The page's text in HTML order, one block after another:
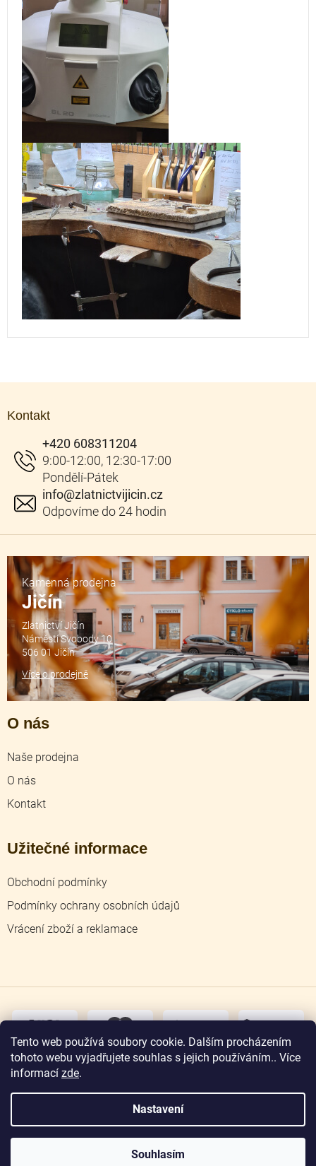
Tento web používá soubory cookie. Dalším procházením
tohoto webu vyjadřujete souhlas s jejich používáním.. Více
informací zde.
Nastavení
Souhlasím
Kontakt
info@zlatnictvijicin.cz
+420 608311204
O nás
Naše prodejna
O nás
Kontakt
Užitečné informace
Obchodní podmínky
Podmínky ochrany osobních údajů
Vrácení zboží a reklamace
Kamenná prodejna
Jičín
Zlatnictví Jičín
Náměstí Svobody 10
506 01 Jičín
Více o prodejně
osobní
Copyright 2026Zlatnictví Jičín. Všechna práva
vyhrazena.